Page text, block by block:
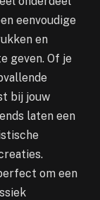
eenvoudige
en
geven. Of je
bij jouw
laten een
om een